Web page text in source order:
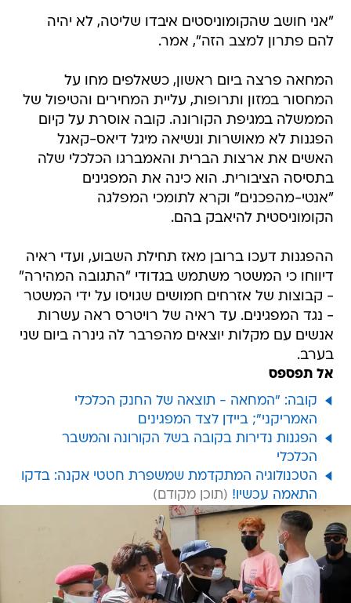
"אני חושב שהקומוניסטים איבדו שליטה, לא יהיה
להם פתרון למצב הזה", אמר.
המחאה פרצה ביום ראשון, כשאלפים מחו על
המחסור במזון ותרופות, עליית המחירים והטיפול של
הממשלה במגיפת הקורונה. קובה אוסרת על קיום
הפגנות לא מאושרות ונשיאה מיגל דיאס-קאנל
האשים את ארצות הברית והאמברגו הכלכלי שלה
בתסיסה הציבורית. הוא כינה את המפגינים
"אנטי-מהפכנים" וקרא לתומכי המפלגה
הקומוניסטית להיאבק בהם.
ההפגנות דעכו ברובן מאז תחילת השבוע, ועדי ראיה
דיווחו כי המשטר משתמש בגדודי "התגובה המהירה"
- קבוצות של אזרחים חמושים שגויסו על ידי המשטר
- נגד המפגינים. עד ראיה של רויטרס ראה עשרות
אנשים עם מקלות יוצאים מהפרבר לה גינרה ביום שני
בערב.
אל תפספס
קובה: "המחאה - תוצאה של החנק הכלכלי
האמריקני"; ביידן לצד המפגינים
הפגנות נדירות בקובה בשל הקורונה והמשבר
הכלכלי
הטכנולוגיה המתקדמת שמשפרת חטטי אקנה: בדקו
התאמה עכשיו!